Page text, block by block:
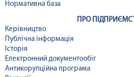
Нормативна база
ПРО
Керівництво
Публічна інформація
Історія
Електронний документообіг
Антикорупційна програма